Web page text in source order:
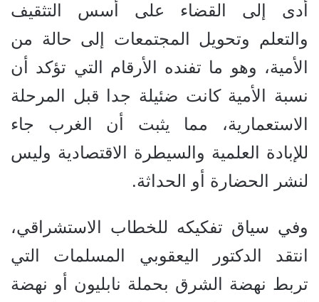
أدى إلى القضاء على أسس التثقيف
والتعلم وتحويل المجتمعات إلى حالة من
الأمية، وهو ما تفنده الأرقام التي تؤكد أن
نسبة الأمية كانت ضئيلة جدا قبل المرحلة
الاستعمارية، مما يثبت أن الغرب جاء
للإبادة العلمية والسيطرة الاقتصادية وليس
لنشر الحضارة أو الحداثة.
وفي سياق تفكيكه للخطاب الاستشراقي،
انتقد الدكتور اليعقوبي المسلمات التي
تربط نهضة الشرق بحملة نابليون أو نهضة